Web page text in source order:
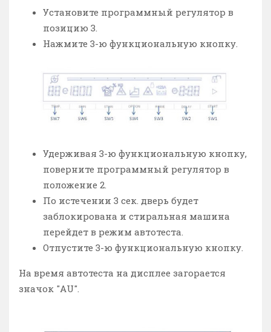
Установите программный регулятор в
позицию 3.
Нажмите 3-ю функциональную кнопку.
Удерживая 3-ю функциональную кнопку,
поверните программный регулятор в
положение 2.
По истечении 3 сек. дверь будет
заблокирована и стиральная машина
перейдет в режим автотеста.
Отпустите 3-ю функциональную кнопку.
На время автотеста на дисплее загорается
значок "AU".